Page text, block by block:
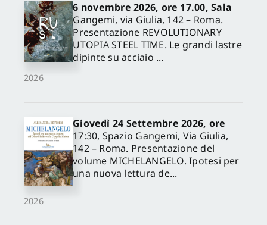
2026
6 novembre 2026, ore 17.00, Sala
Gangemi, via Giulia, 142 – Roma.
Presentazione REVOLUTIONARY
UTOPIA STEEL TIME. Le grandi lastre
dipinte su acciaio ...
2026
Giovedì 24 Settembre 2026, ore
17:30, Spazio Gangemi, Via Giulia,
142 – Roma. Presentazione del
volume MICHELANGELO. Ipotesi per
una nuova lettura de...